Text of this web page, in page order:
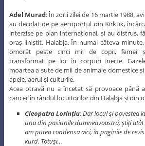
Adel Murad: În zorii zilei de 16 martie 1988,
au decolat de pe aeroportul din Kirkuk,
interzise pe plan internațional, și au distrus,
oraș liniștit, Halabja. În numai câteva
omorât peste cinci mii de copii, femei
transformat pe loc în corpuri inerte.
moartea a sute de mii de animale domestice
apele, aerul și culturile.
Acea otravă nu a încetat să provoace până
cancer în rândul locuitorilor din Halabja și din
Cleopatra Lorinţiu: Dar locul şi povestea
una din pasiunile dumneavoastră, ştiţi
am putea condensa aici, în paginile de
kurd. Totuşi…